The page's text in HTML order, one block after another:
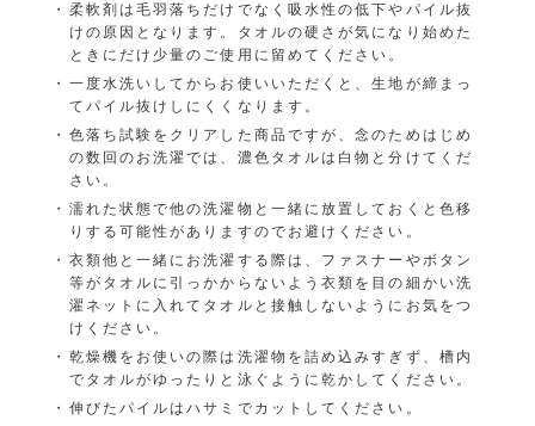
柔軟剤は毛羽落ちだけでなく吸水性の低下やパイル抜
けの原因となります。タオルの硬さが気になり始めた
ときにだけ少量のご使用に留めてください。
一度水洗いしてからお使いいただくと、生地が締まっ
てパイル抜けしにくくなります。
色落ち試験をクリアした商品ですが、念のためはじめ
の数回のお洗濯では、濃色タオルは白物と分けてくだ
さい。
濡れた状態で他の洗濯物と一緒に放置しておくと色移
りする可能性がありますのでお避けください。
衣類他と一緒にお洗濯する際は、ファスナーやボタン
等がタオルに引っかからないよう衣類を目の細かい洗
濯ネットに入れてタオルと接触しないようにお気をつ
けください。
乾燥機をお使いの際は洗濯物を詰め込みすぎず、槽内
でタオルがゆったりと泳ぐように乾かしてください。
伸びたパイルはハサミでカットしてください。